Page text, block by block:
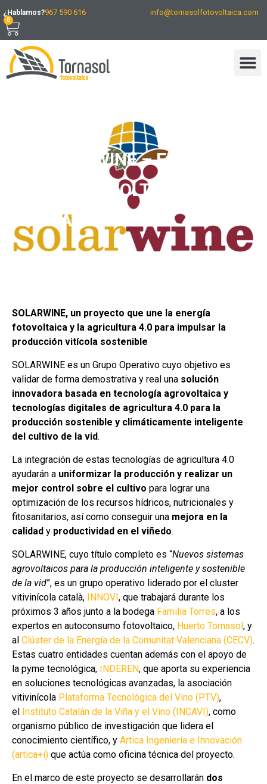
¿Hablamos?967 590 616 info@tornasolfotovoltaica.com
0
SOLARWINE – ENERGÍA
FOTOVOLTAICA Y
AGRICULTURA 4.0
SOLARWINE, un proyecto que une la energía
fotovoltaica y la agricultura 4.0 para impulsar la
producción vitícola sostenible
SOLARWINE es un Grupo Operativo cuyo objetivo es
validar de forma demostrativa y real una solución
innovadora basada en tecnología agrovoltaica y
tecnologías digitales de agricultura 4.0 para la
producción sostenible y climáticamente inteligente
del cultivo de la vid.
La integración de estas tecnologías de agricultura 4.0
ayudarán a uniformizar la producción y realizar un
mejor control sobre el cultivo para lograr una
optimización de los recursos hídricos, nutricionales y
fitosanitarios, así como conseguir una mejora en la
calidad y productividad en el viñedo.
SOLARWINE, cuyo título completo es “Nuevos sistemas
agrovoltaicos para la producción inteligente y sostenible
de la vid”, es un grupo operativo liderado por el cluster
vitivinícola català, INNOVI, que trabajará durante los
próximos 3 años junto a la bodega Familia Torres, a los
expertos en autoconsumo fotovoltaico, Huerto Tornasol, y
al Clúster de la Energía de la Comunitat Valenciana (CECV).
Estas cuatro entidades cuentan además con el apoyo de
la pyme tecnológica, INDEREN, que aporta su experiencia
en soluciones tecnológicas avanzadas, la asociación
vitivinícola Plataforma Tecnológica del Vino (PTV),
el Instituto Catalán de la Viña y el Vino (INCAVI), como
organismo público de investigación que lidera el
conocimiento científico, y Artica Ingeniería e Innovación
(artica+i) que actúa como oficina técnica del proyecto.
En el marco de este proyecto se desarrollarán dos